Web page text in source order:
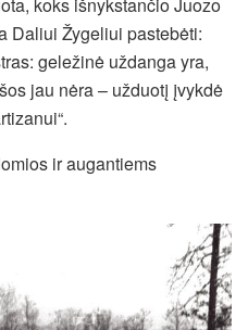
Daliui Žygeliui pastebėti:
geležinė uždanga yra,
jau nėra – užduotį įvykdė
ir augantiems